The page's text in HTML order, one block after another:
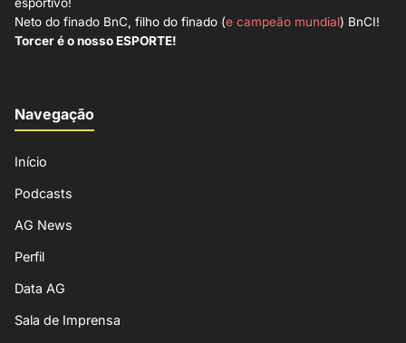
Neto do finado BnC, filho do finado (e campeão mundial) BnCI!
Torcer é o nosso ESPORTE!
Navegação
Início
Podcasts
AG News
Perfil
Data AG
Sala de Imprensa